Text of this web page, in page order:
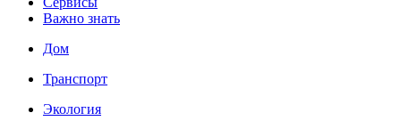
Важно знать
Дом
Транспорт
Экология